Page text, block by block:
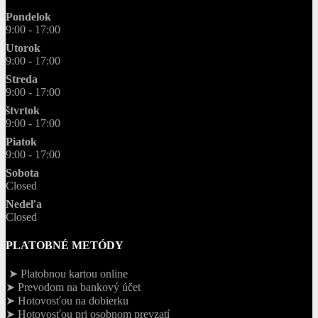
Pondelok
9:00 - 17:00
Utorok
9:00 - 17:00
Streda
9:00 - 17:00
štvrtok
9:00 - 17:00
Piatok
9:00 - 17:00
Sobota
Closed
Nedeľa
Closed
PLATOBNÉ METÓDY
➤ Platobnou kartou online
➤ Prevodom na bankový účet
➤ Hotovosťou na dobierku
➤ Hotovosťou pri osobnom prevzatí